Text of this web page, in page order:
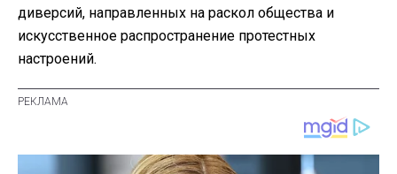
диверсий, направленных на раскол общества и
искусственное распространение протестных
настроений.